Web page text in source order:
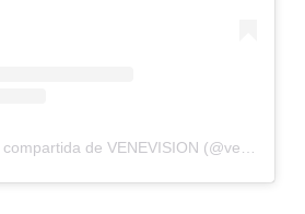
Una publicación compartida de VENEVISION (@venevision)